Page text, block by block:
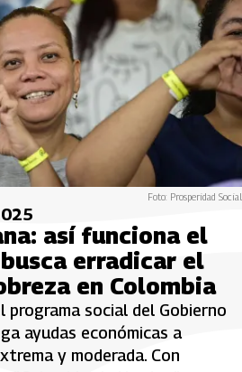
Foto: Prosperidad Social
así funciona el
erradicar el
en Colombia
programa social del Gobierno
ayudas económicas a
y moderada. Con